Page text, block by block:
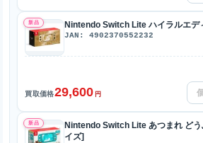
新品 Nintendo Switch Lite ハイラルエデ
JAN: 4902370552232
買取価格29,600 円
新品
Nintendo Switch Lite あつまれ ど
イズ]